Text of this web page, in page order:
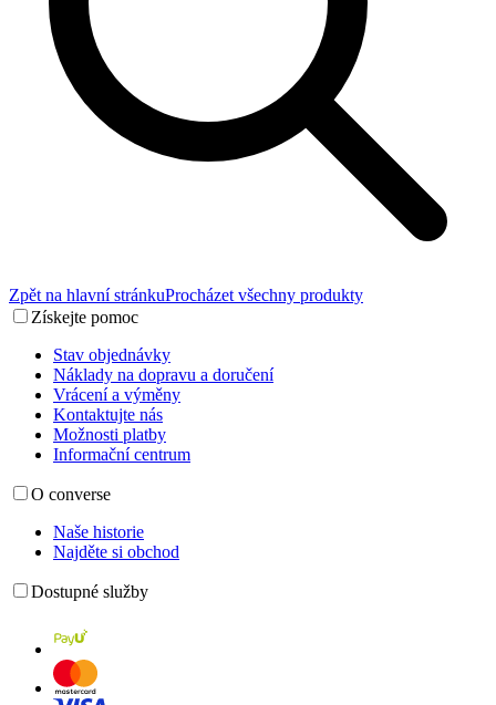
Zpět na hlavní stránkuProcházet všechny produkty
Získejte pomoc
Stav objednávky
Náklady na dopravu a doručení
Vrácení a výměny
Kontaktujte nás
Možnosti platby
Informační centrum
O converse
Naše historie
Najděte si obchod
Dostupné služby